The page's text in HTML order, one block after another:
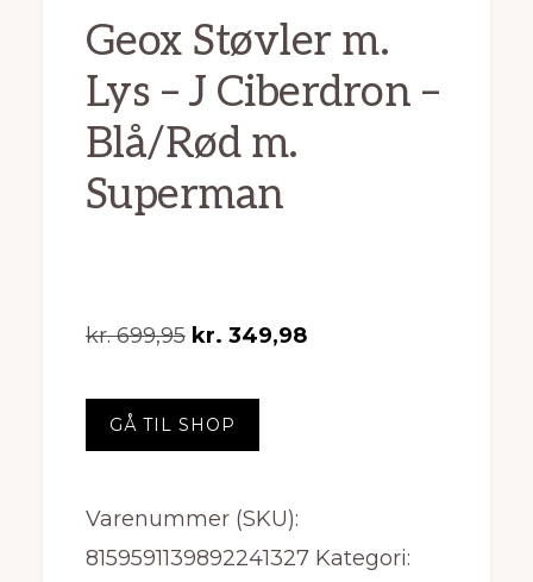
Geox Støvler m.
Lys – J Ciberdron –
Blå/Rød m.
Superman
kr.699,95 Den
pris
var:
kr. 349,98Den
GÅ TIL SHOP
Varenummer (SKU):
8159591139892241327 Kategori: